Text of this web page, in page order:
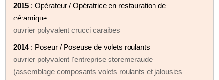
2015 : Opérateur / Opératrice en restauration de
céramique
ouvrier polyvalent crucci caraibes
2014: Poseur / Poseuse de volets roulants
ouvrier polyvalent l'entreprise storemeraude
(assemblage composants volets roulants et jalousies